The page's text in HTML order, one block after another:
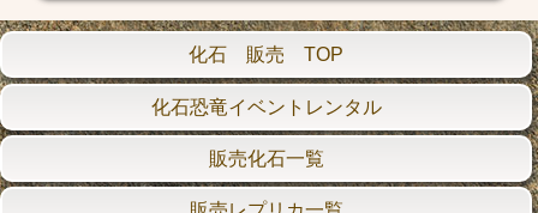
化石 販売 TOP
化石恐竜イベントレンタル
販売化石一覧